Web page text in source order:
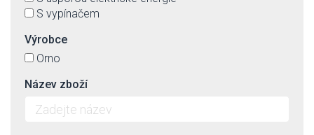
S vypínačem
Výrobce
Orno
Název zboží